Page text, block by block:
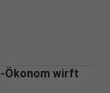
Ökonom wirft